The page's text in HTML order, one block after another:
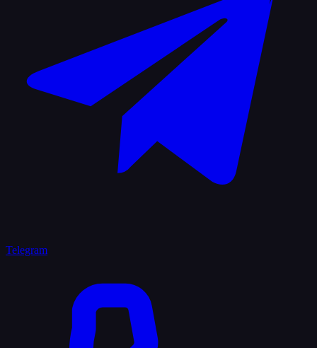
Telegram